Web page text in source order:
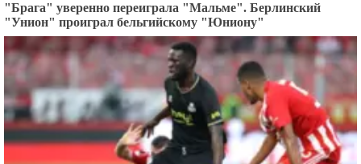
"Брага" уверенно переиграла "Мальме". Берлинский
"Унион" проиграл бельгийскому "Юниону"